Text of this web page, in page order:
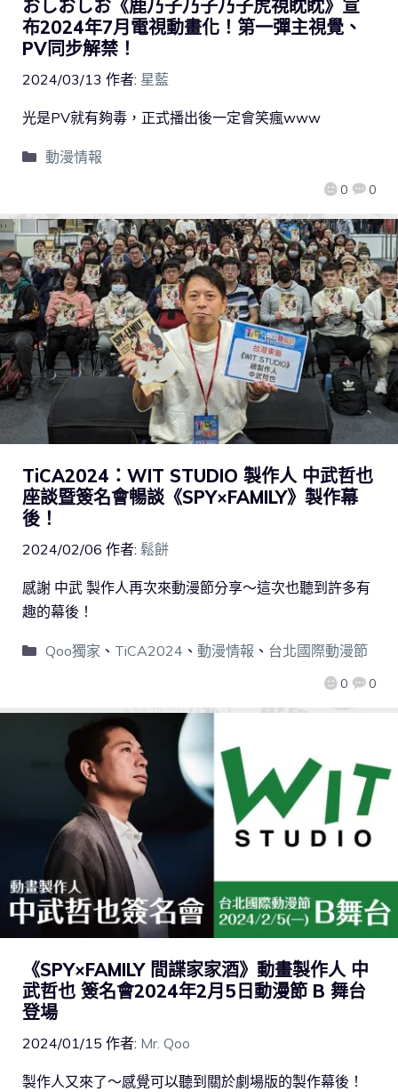
おしおしお《鹿乃子乃子乃子虎視眈眈》宣
布2024年7月電視動畫化！第一彈主視覺、
PV同步解禁！
2024/03/13 作者: 星藍
0 0
光是PV就有夠毒，正式播出後一定會笑瘋www
動漫情報
TiCA2024：WIT STUDIO 製作人 中武哲也
座談暨簽名會暢談《SPY×FAMILY》製作幕
後！
2024/02/06 作者: 鬆餅
0 0
感謝 中武 製作人再次來動漫節分享～這次也聽到許多有
趣的幕後！
Qoo獨家 、 TiCA2024 、 動漫情報 、 台北國際動漫節
《SPY×FAMILY 間諜家家酒》動畫製作人 中
武哲也 簽名會2024年2月5日動漫節 B 舞台
登場
2024/01/15 作者: Mr. Qoo
製作人又來了～感覺可以聽到關於劇場版的製作幕後！